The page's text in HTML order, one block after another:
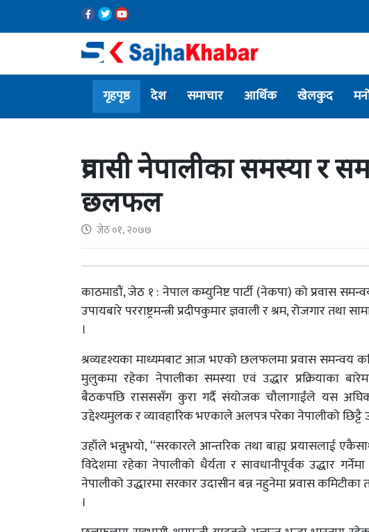
गृहपृष्ठ देश समाचार आर्थिक खेलकुद
प्रवासी नेपालीका समस्या र
छलफल
जेठ ०१, २०७७
काठमाडौं, जेठ १ : नेपाल कम्युनिष्ट पार्टी (नेकपा) को प्रवास
उपायबारे परराष्ट्रमन्त्री प्रदीपकुमार ज्ञवाली र श्रम, रोजगार
।
श्रव्यदृश्यका माध्यमबाट आज भएको छलफलमा प्रवास समन्वय
मुलुकमा रहेका नेपालीका समस्या एवं उद्धार प्रक्रियाका
बैठकपछि रासससँग कुरा गर्दै संयोजक चौलागाईंले यस
उद्देश्यमुलक र व्यावहारिक भएकाले अलपत्र परेका नेपालीको छिट्टै
उहाँले भन्नुभयो, “सरकारले आन्तरिक तथा बाह्य प्रयासलाई
विदेशमा रहेका नेपालीको धैर्यता र सावधानीपूर्वक उद्धार
नेपालीको उद्धारमा सरकार उदासीन बन्न नहुनेमा प्रवास कमिटीका
।